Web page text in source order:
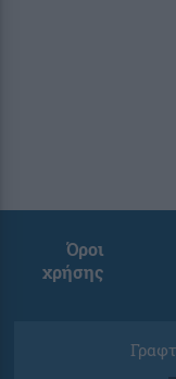
Όροι
χρήσης